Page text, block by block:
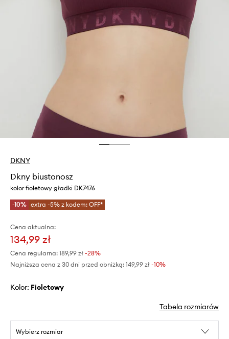
DKNY
Dkny biustonosz
kolor fioletowy gładki DK7476
-10% extra -5% z kodem: OFF*
Cena aktualna:
134,99 zł
Cena regularna: 189,99 zł -28%
Najniższa cena z 30 dni przed obniżką: 149,99 zł -10%
Kolor: fioletowy
Tabela rozmiarów
Wybierz rozmiar